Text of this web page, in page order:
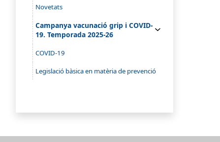
Novetats
Campanya vacunació grip i COVID-
19. Temporada 2025-26
COVID-19
Legislació bàsica en matèria de prevenció